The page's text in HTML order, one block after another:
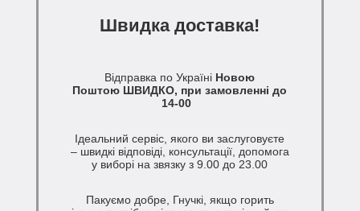
Швидка доставка!
Відправка по Україні Новою
Поштою ШВИДКО, при замовленні до
14-00
Ідеальний сервіс, якого ви заслуговуєте
– швидкі відповіді, консультації, допомога
у виборі на звязку з 9.00 до 23.00
Пакуємо добре, Гнучкі, якщо горить